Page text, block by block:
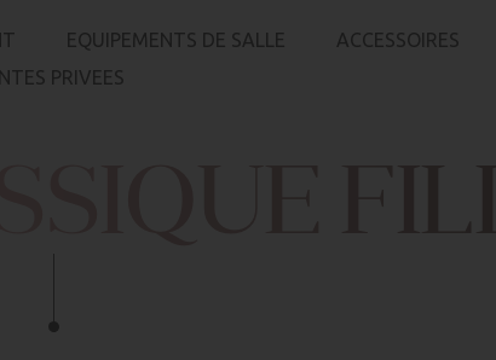
EQUIPEMENTS DE SALLE
ACCESSOIRES
PRIVEES